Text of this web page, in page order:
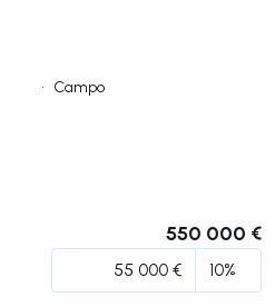
• Campo
550 000 €